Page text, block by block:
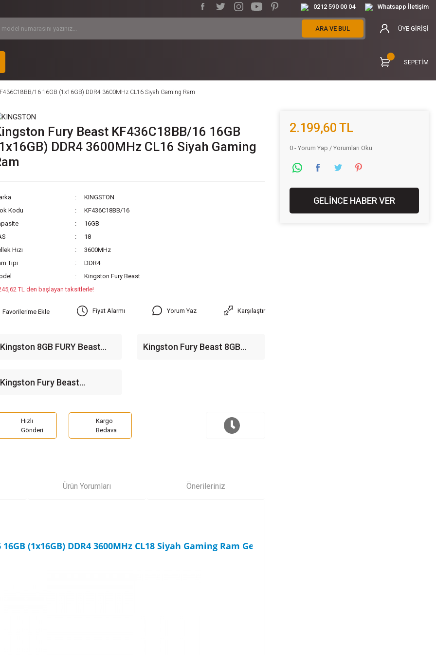
0212 590 00 04 Whatsapp İletişim
ARA VE BUL ÜYE GİRİŞİ
SEPETİM
16 16GB (1x16GB) DDR4 3600MHz CL16 Siyah Gaming Ram
Fury Beast KF436C18BB/16 16GB
DDR4 3600MHz CL16 Siyah Gaming
KINGSTON
Kodu
KF436C18BB/16
16GB
18
Hızı
3600MHz
Tipi
DDR4
Kingston Fury Beast
TL den başlayan taksitlerle!
Fiyat Alarmı Yorum Yaz Karşılaştır
Kingston 8GB FURY Beast
Kingston Fury Beast 8GB
Kingston Fury Beast
CL16 Siyah Gaming Ram
Hızlı
Gönderi
Kargo
Bedava
Ürün Yorumları Önerileriniz
(1x16GB) DDR4 3600MHz CL18 Siyah Gaming Ram Genel Özellikler
2.199,60 TL
0 - Yorum Yap / Yorumları Oku
GELİNCE HABER VER